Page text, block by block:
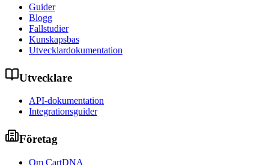
Guider
Blogg
Fallstudier
Kunskapsbas
Utvecklardokumentation
Utvecklare
API-dokumentation
Integrationsguider
Företag
Om CartDNA